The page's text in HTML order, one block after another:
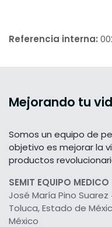
Referencia interna:
Mejorando tu
Somos un equipo de
objetivo es mejorar la
productos
SEMIT EQUIPO MEDICO
José María Pino Suarez
Toluca, Estado de
México